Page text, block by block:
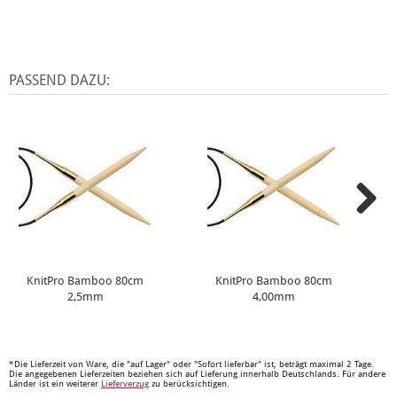
PASSEND DAZU:
KnitPro Bamboo 80cm
2,5mm
KnitPro Bamboo 80cm
4,00mm
*Die Lieferzeit von Ware, die "auf Lager" oder "Sofort lieferbar" ist, beträgt maximal 2 Tage.
Die angegebenen Lieferzeiten beziehen sich auf Lieferung innerhalb Deutschlands. Für andere
Länder ist ein weiterer Lieferverzug zu berücksichtigen.